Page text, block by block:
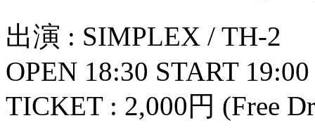
出演 : SIMPLEX / TH-2
OPEN 18:30 START 19:00
TICKET : 2,000円 (Free